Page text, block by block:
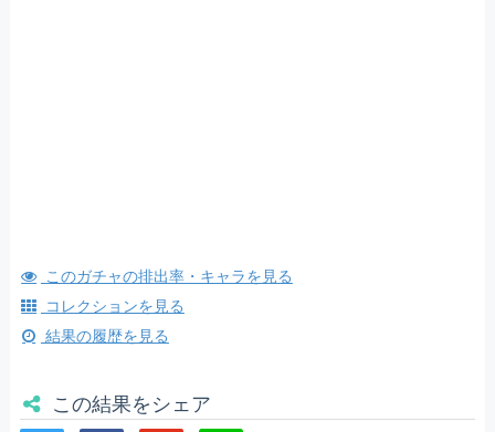
このガチャの排出率・キャラを見る
コレクションを見る
結果の履歴を見る
この結果をシェア